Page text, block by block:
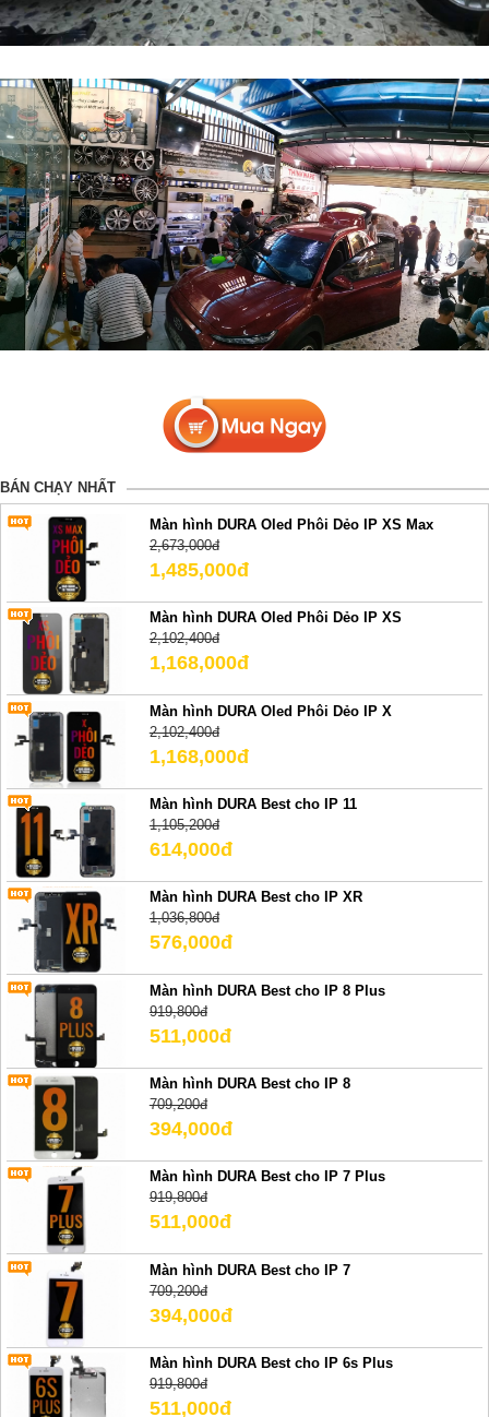
BÁN CHẠY NHẤT
Màn hình DURA Oled Phôi Dẻo IP XS Max
2,673,000đ
1,485,000đ
Màn hình DURA Oled Phôi Dẻo IP XS
2,102,400đ
1,168,000đ
Màn hình DURA Oled Phôi Dẻo IP X
2,102,400đ
1,168,000đ
Màn hình DURA Best cho IP 11
1,105,200đ
614,000đ
Màn hình DURA Best cho IP XR
1,036,800đ
576,000đ
Màn hình DURA Best cho IP 8 Plus
919,800đ
511,000đ
Màn hình DURA Best cho IP 8
709,200đ
394,000đ
Màn hình DURA Best cho IP 7 Plus
919,800đ
511,000đ
Màn hình DURA Best cho IP 7
709,200đ
394,000đ
Màn hình DURA Best cho IP 6s Plus
919,800đ
511,000đ